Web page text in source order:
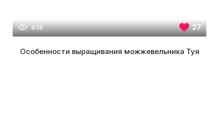
838 27
Особенности выращивания можжевельника Туя